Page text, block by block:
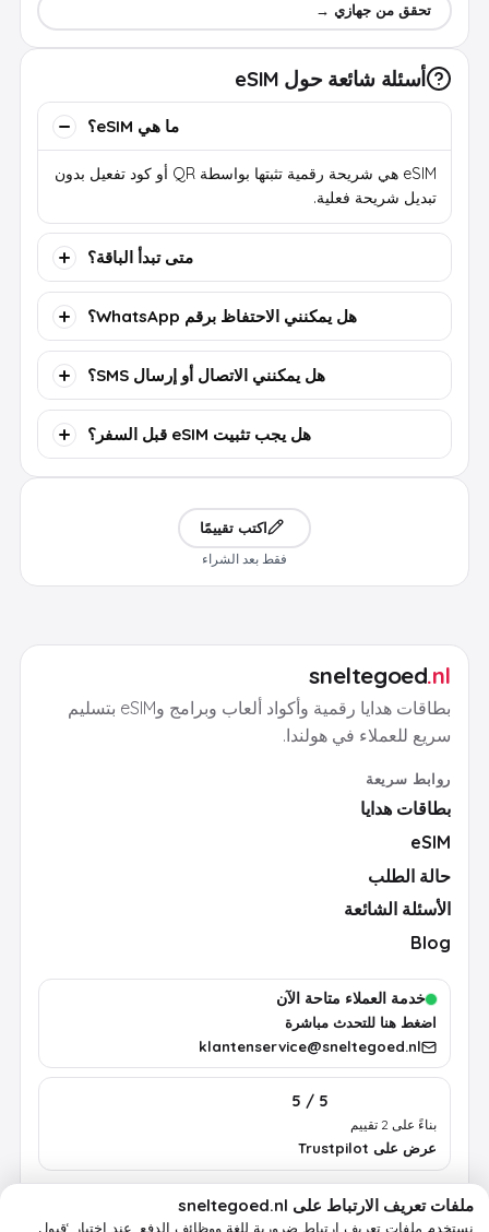
تحقق من جهازي →
أسئلة شائعة حول eSIM
ما هي eSIM؟
eSIM هي شريحة رقمية تثبتها بواسطة QR أو كود تفعيل بدون
تبديل شريحة فعلية.
متى تبدأ الباقة؟
هل يمكنني الاحتفاظ برقم WhatsApp؟
هل يمكنني الاتصال أو إرسال SMS؟
هل يجب تثبيت eSIM قبل السفر؟
اكتب تقييمًا
فقط بعد الشراء
sneltegoed.nl
بطاقات هدايا رقمية وأكواد ألعاب وبرامج وeSIM بتسليم
سريع للعملاء في هولندا.
روابط سريعة
بطاقات هدايا
eSIM
حالة الطلب
الأسئلة الشائعة
Blog
خدمة العملاء متاحة الآن
اضغط هنا للتحدث مباشرة
klantenservice@sneltegoed.nl
5 / 5
بناءً على 2 تقييم
عرض على Trustpilot
الشروطالخصوصيةسياسة ملفات تعريف الارتباطملفات تعريف الارتباط على sneltegoed.nl
نستخدم ملفات تعريف ارتباط ضرورية للغة ووظائف الدفع. عند اختيار ‘قبول